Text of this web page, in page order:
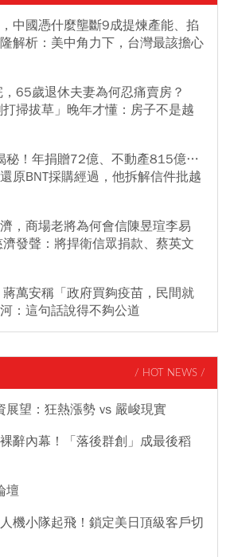
中國憑什麼壟斷9成提煉產能、掐
解析：美中角力下，台灣最該擔心
65歲退休夫妻為何忍痛賣房？
打掃拔草」晚年才懂：房子不是越
秘！年捐贈72億、不動產815億…
原BNT採購經過，他拆解信件批越
，商場老將為何會信陳昱瑄李易
發聲：將捍衛信眾捐款、蔡英文
萬安稱「政府買夠疫苗，民間就
：這句話說得不夠公道
/ HOT NEWS /
望：狂熱漲勢 vs 嚴峻現實
辭內幕！「落後群創」成最後稻
壇
機小隊起飛！鎖定美日頂級客戶切